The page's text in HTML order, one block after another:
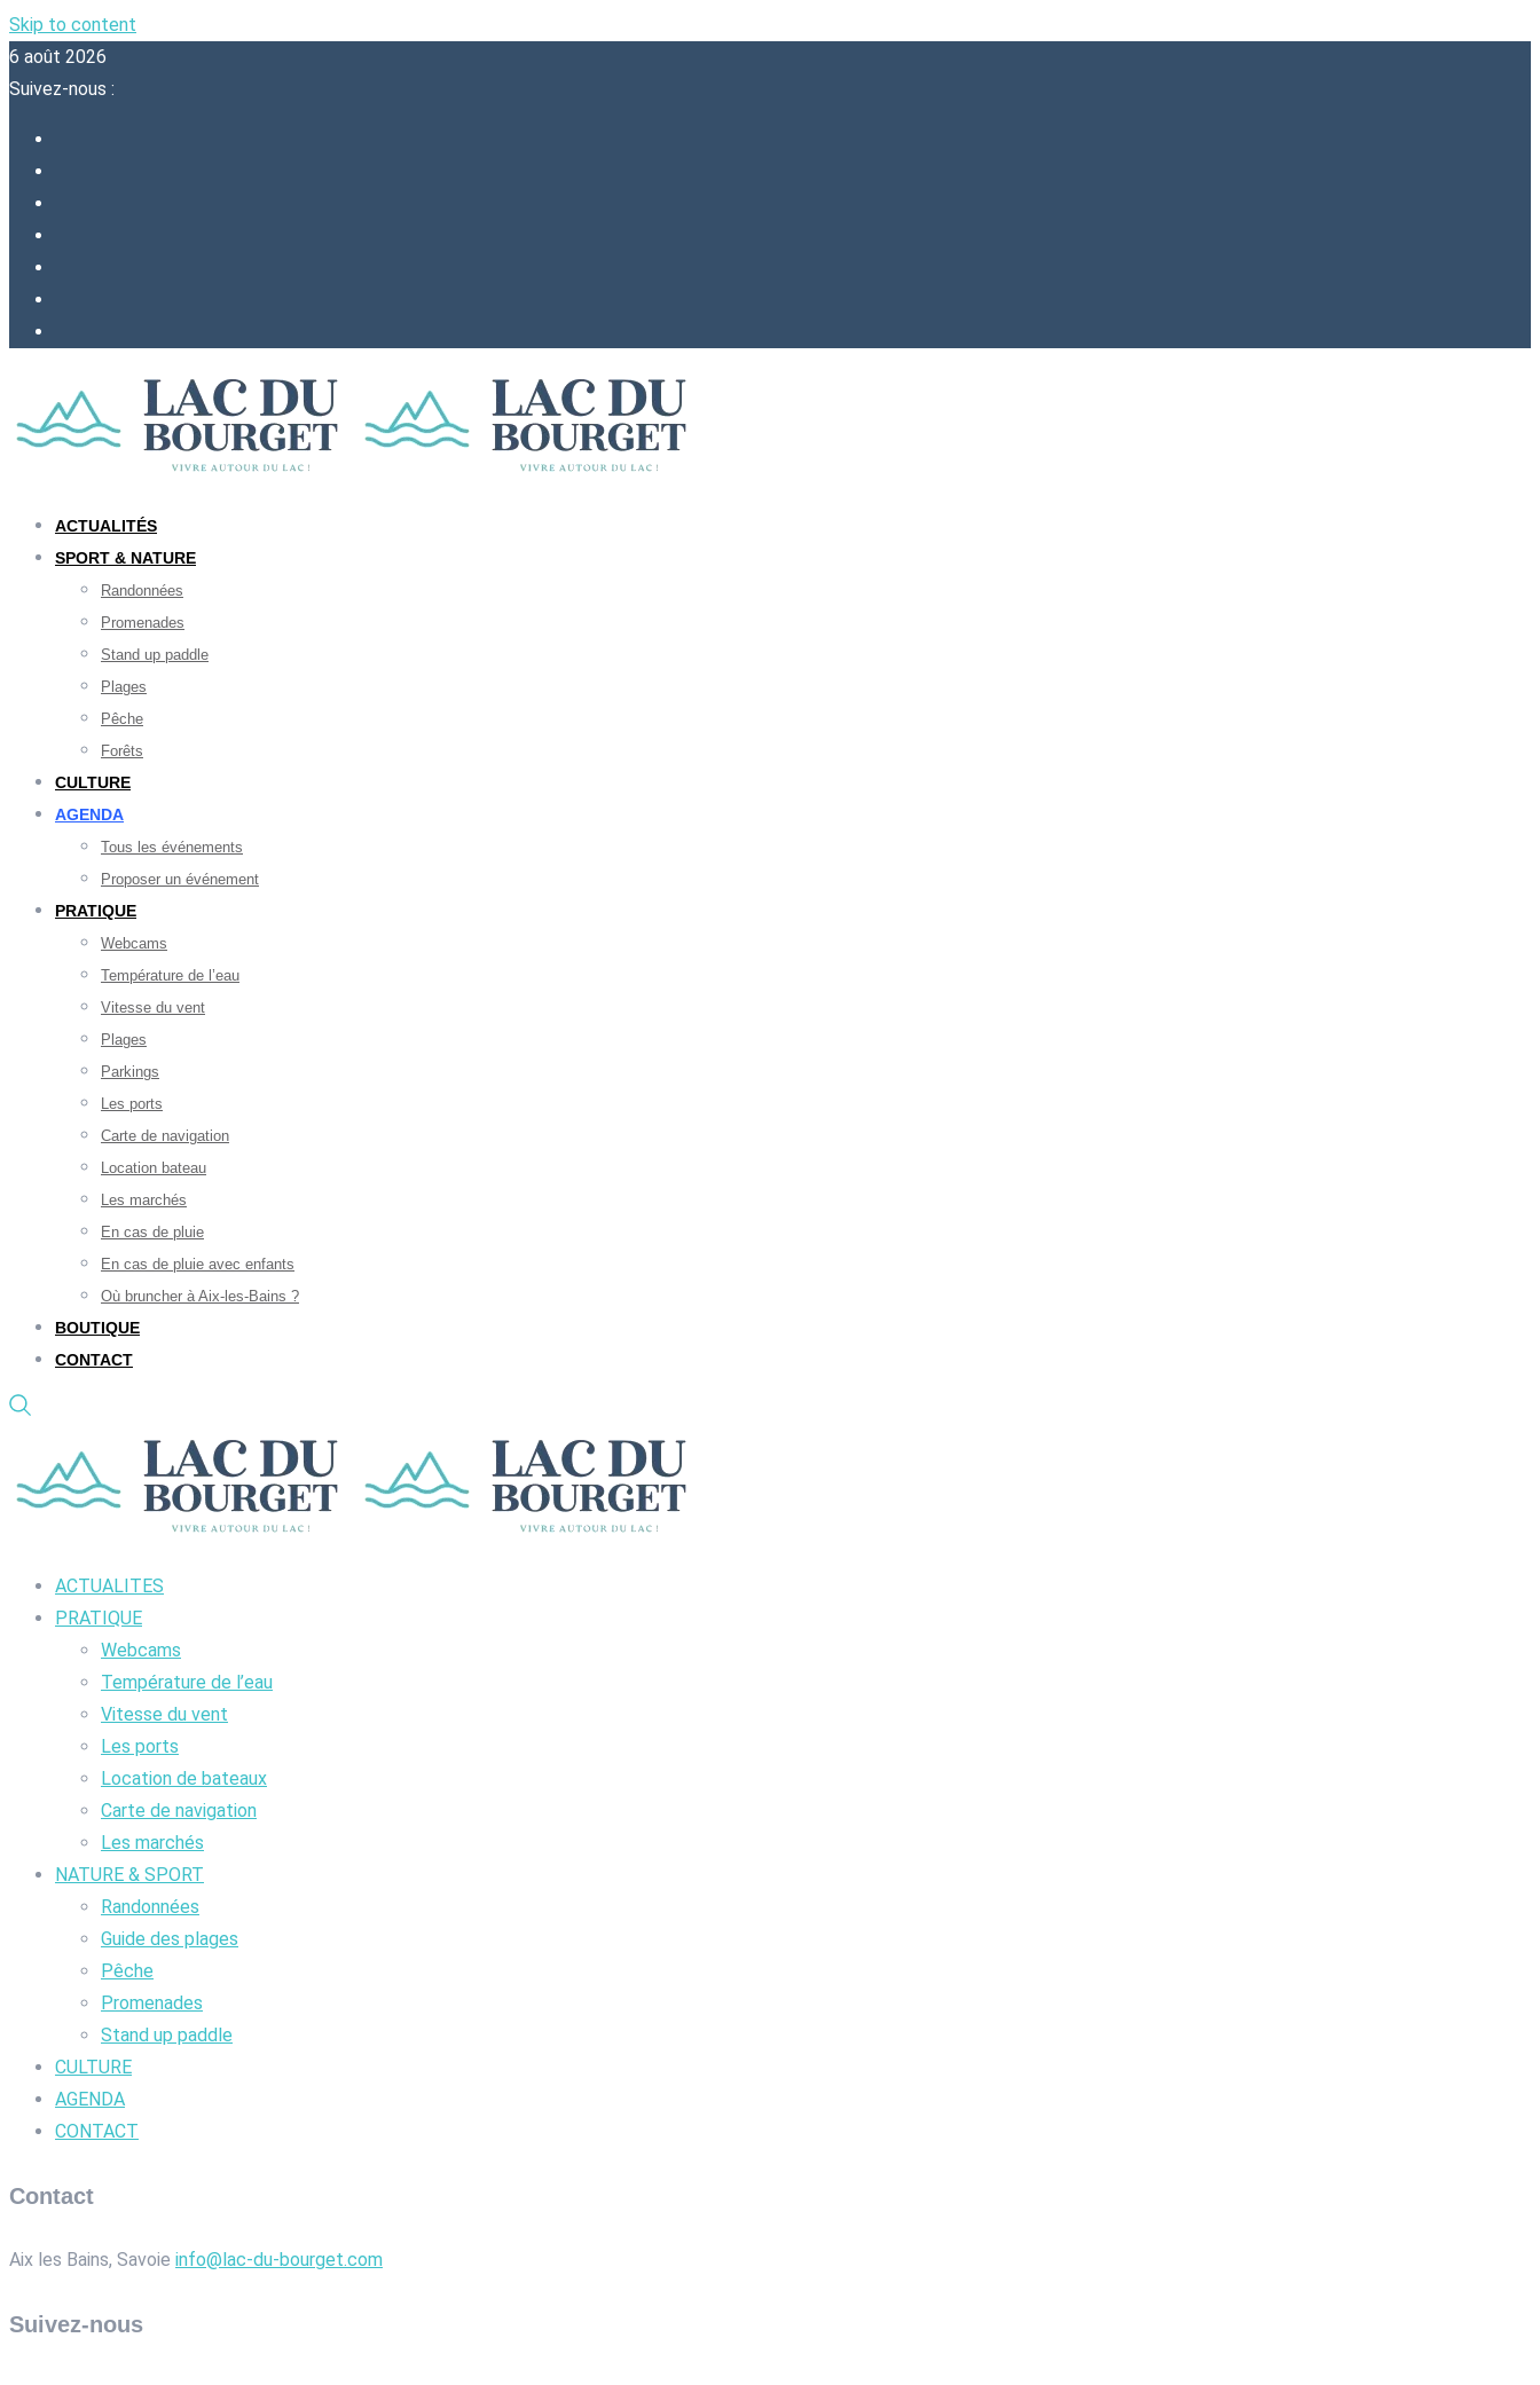
Skip to content
6 août 2026
Suivez-nous :
ACTUALITÉS
SPORT & NATURE
Randonnées
Promenades
Stand up paddle
Plages
Pêche
Forêts
CULTURE
AGENDA
Tous les événements
Proposer un événement
PRATIQUE
Webcams
Température de l’eau
Vitesse du vent
Plages
Parkings
Les ports
Carte de navigation
Location bateau
Les marchés
En cas de pluie
En cas de pluie avec enfants
Où bruncher à Aix-les-Bains ?
BOUTIQUE
CONTACT
ACTUALITES
PRATIQUE
Webcams
Température de l’eau
Vitesse du vent
Les ports
Location de bateaux
Carte de navigation
Les marchés
NATURE & SPORT
Randonnées
Guide des plages
Pêche
Promenades
Stand up paddle
CULTURE
AGENDA
CONTACT
Contact
Aix les Bains, Savoie info@lac-du-bourget.com
Suivez-nous